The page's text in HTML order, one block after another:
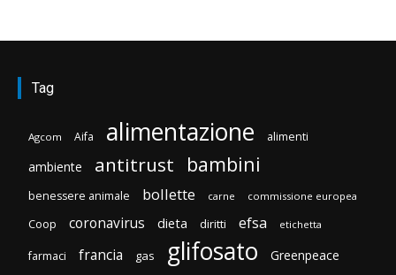
Tag
Agcom Aifa alimentazione alimenti
ambiente antitrust bambini
benessere animale bollette carne commissione europea
Coop coronavirus dieta diritti efsa etichetta
farmaci francia gas glifosato Greenpeace